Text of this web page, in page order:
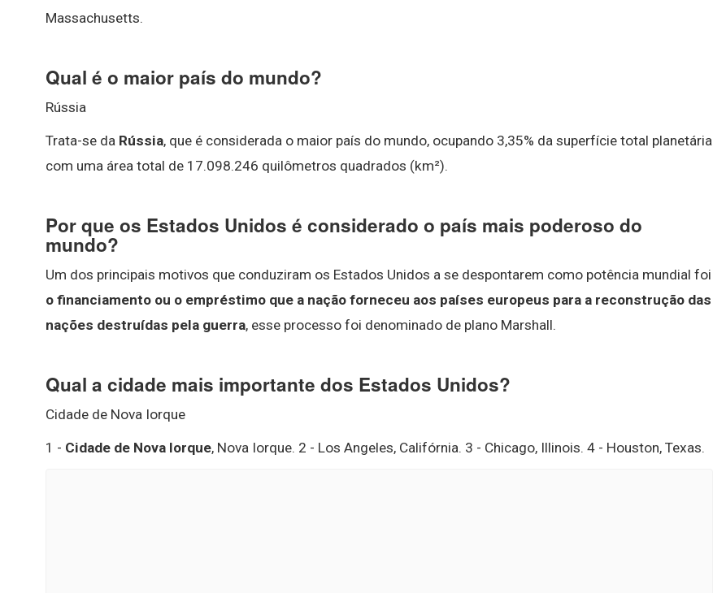
Massachusetts.
Qual é o maior país do mundo?
Rússia
Trata-se da Rússia, que é considerada o maior país do mundo, ocupando 3,35% da superfície total planetária
com uma área total de 17.098.246 quilômetros quadrados (km²).
Por que os Estados Unidos é considerado o país mais poderoso do
mundo?
Um dos principais motivos que conduziram os Estados Unidos a se despontarem como potência mundial foi
o financiamento ou o empréstimo que a nação forneceu aos países europeus para a reconstrução das
nações destruídas pela guerra, esse processo foi denominado de plano Marshall.
Qual a cidade mais importante dos Estados Unidos?
Cidade de Nova Iorque
1 - Cidade de Nova Iorque, Nova Iorque. 2 - Los Angeles, Califórnia. 3 - Chicago, Illinois. 4 - Houston, Texas.